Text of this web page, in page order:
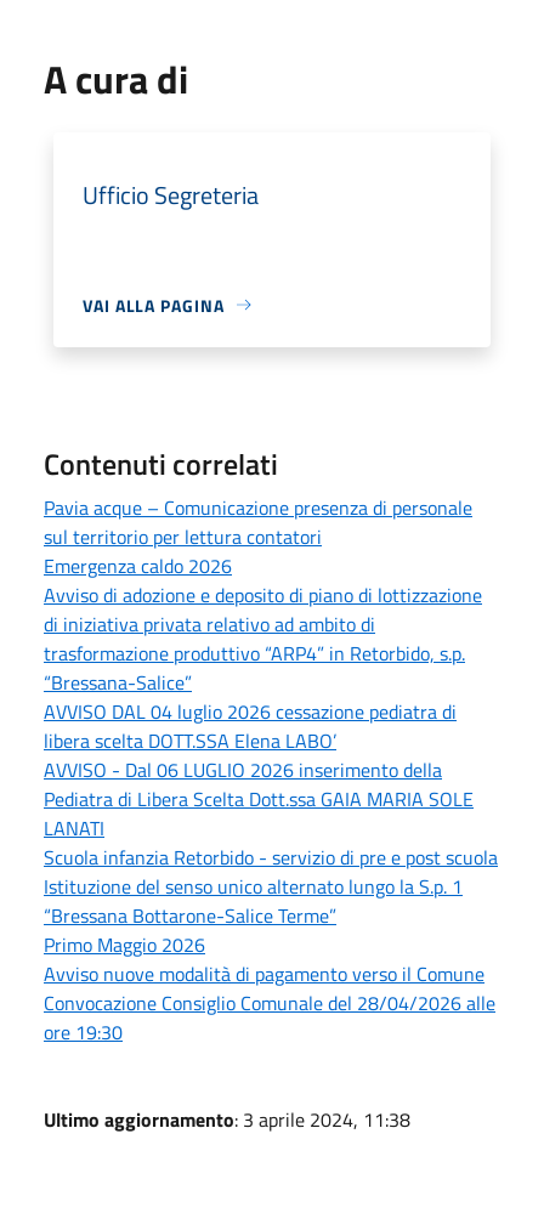
A cura di
Ufficio Segreteria
VAI ALLA PAGINA
Contenuti correlati
Pavia acque – Comunicazione presenza di personale
sul territorio per lettura contatori
Emergenza caldo 2026
Avviso di adozione e deposito di piano di lottizzazione
di iniziativa privata relativo ad ambito di
trasformazione produttivo “ARP4” in Retorbido, s.p.
“Bressana-Salice”
AVVISO DAL 04 luglio 2026 cessazione pediatra di
libera scelta DOTT.SSA Elena LABO’
AVVISO - Dal 06 LUGLIO 2026 inserimento della
Pediatra di Libera Scelta Dott.ssa GAIA MARIA SOLE
LANATI
Scuola infanzia Retorbido - servizio di pre e post scuola
Istituzione del senso unico alternato lungo la S.p. 1
“Bressana Bottarone-Salice Terme”
Primo Maggio 2026
Avviso nuove modalità di pagamento verso il Comune
Convocazione Consiglio Comunale del 28/04/2026 alle
ore 19:30
Ultimo aggiornamento: 3 aprile 2024, 11:38